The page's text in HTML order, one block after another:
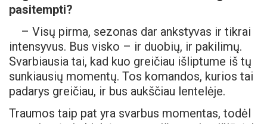
pasitempti?
– Visų pirma, sezonas dar ankstyvas ir tikrai
intensyvus. Bus visko – ir duobių, ir pakilimų.
Svarbiausia tai, kad kuo greičiau išliptume iš tų
sunkiausių momentų. Tos komandos, kurios tai
padarys greičiau, ir bus aukščiau lentelėje.
Traumos taip pat yra svarbus momentas, todėl